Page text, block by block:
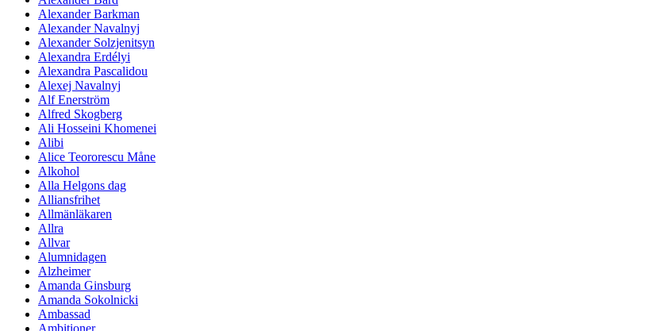
Alexander Barkman
Alexander Navalnyj
Alexander Solzjenitsyn
Alexandra Erdélyi
Alexandra Pascalidou
Alexej Navalnyj
Alf Enerström
Alfred Skogberg
Ali Hosseini Khomenei
Alibi
Alice Teororescu Måne
Alkohol
Alla Helgons dag
Alliansfrihet
Allmänläkaren
Allra
Allvar
Alumnidagen
Alzheimer
Amanda Ginsburg
Amanda Sokolnicki
Ambassad
Ambitioner